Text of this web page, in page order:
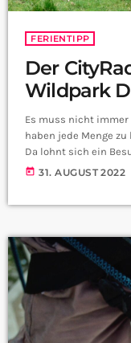
FERIENTIPP
Der
Wildpark
Es muss nicht
haben jede Menge
Da lohnt sich ein
today 31. AUGUST 2022